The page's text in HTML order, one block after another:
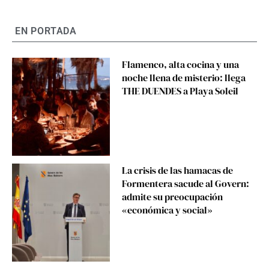
EN PORTADA
Flamenco, alta cocina y una
noche llena de misterio: llega
THE DUENDES a Playa Soleil
La crisis de las hamacas de
Formentera sacude al Govern:
admite su preocupación
«económica y social»